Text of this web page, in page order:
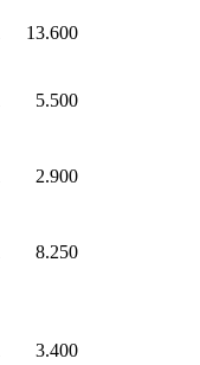
13.600
5.500
2.900
8.250
3.400